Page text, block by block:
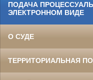
ПОДАЧА
ЭЛЕКТРОННОМ ВИДЕ
О СУДЕ
ТЕРРИТОРИАЛЬНАЯ